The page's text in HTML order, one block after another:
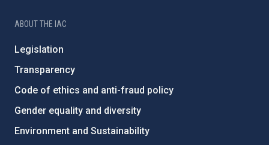
ABOUT THE IAC
Legislation
Transparency
Code of ethics and anti-fraud policy
Gender equality and diversity
Environment and Sustainability